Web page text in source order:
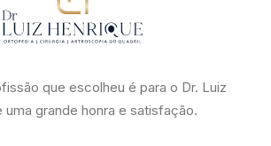
que escolheu é para o Dr. Luiz
uma grande honra e satisfação.